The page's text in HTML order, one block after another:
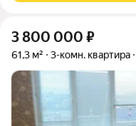
3 800 000 ₽
61,3 м² 3-комн. квартира